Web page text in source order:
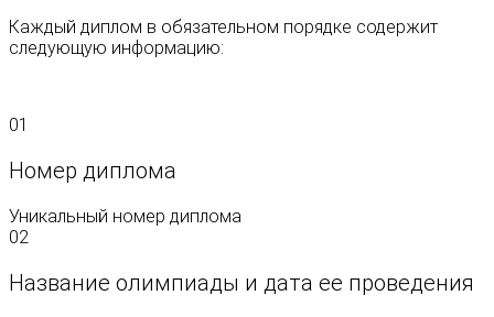
Каждый диплом в обязательном порядке содержит
следующую информацию:
01
Номер диплома
Уникальный номер диплома
02
Название олимпиады и дата ее проведения